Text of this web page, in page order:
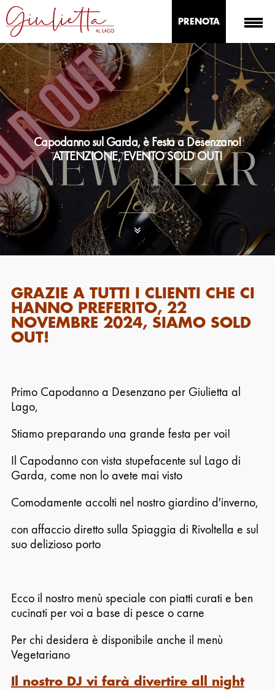
PRENOTA
Capodanno sul Garda, è Festa a Desenzano!
ATTENZIONE, EVENTO SOLD OUT!
GRAZIE A TUTTI I CLIENTI CHE CI
HANNO PREFERITO, 22
NOVEMBRE 2024, SIAMO SOLD
OUT!
Primo Capodanno a Desenzano per Giulietta al
Lago,
Stiamo preparando una grande festa per voi!
Il Capodanno con vista stupefacente sul Lago di
Garda, come non lo avete mai visto
Comodamente accolti nel nostro giardino d'inverno,
con affaccio diretto sulla Spiaggia di Rivoltella e sul
suo delizioso porto
Ecco il nostro menù speciale con piatti curati e ben
cucinati per voi a base di pesce o carne
Per chi desidera è disponibile anche il menù
Vegetariano
Il nostro DJ vi farà divertire all night